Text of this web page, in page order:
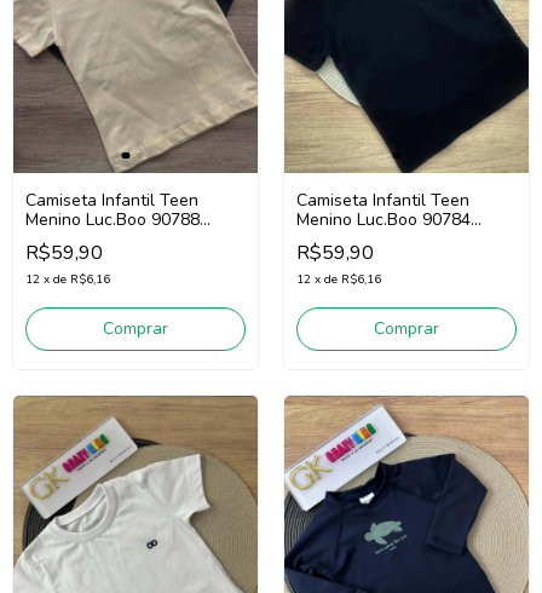
Camiseta Infantil Teen
Menino Luc.Boo 90788
(Laranja Claro)
R$59,90
12 x de R$6,16
Comprar
Camiseta Infantil Teen
Menino Luc.Boo 90784
(Preto)
R$59,90
12 x de R$6,16
Comprar